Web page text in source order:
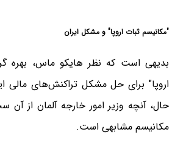
"مکانیسم ثبات اروپا" و مشکل ایران
بدیهی است که نظر هایکو ماس، بهره‌
اروپا" برای حل مشکل تراکنش‌های مالی
حال، آنچه وزیر امور خارجه آلمان از آن
مکانیسم مشابهی است.